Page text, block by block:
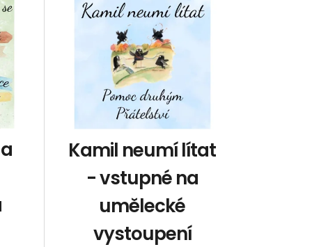
Kamil neumí lítat
- vstupné na
umělecké
vystoupení